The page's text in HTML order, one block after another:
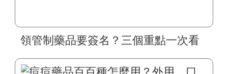
領管制藥品要簽名？三個重點一次看